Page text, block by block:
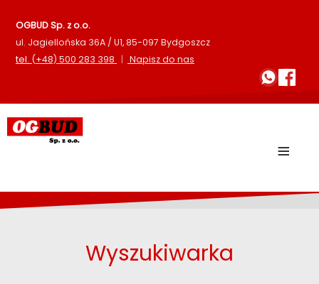
OGBUD Sp. z o.o.
ul. Jagiellońska 36A / U1, 85-097 Bydgoszcz
tel. (+48) 500 283 398 | Napisz do nas
≡
Wyszukiwarka